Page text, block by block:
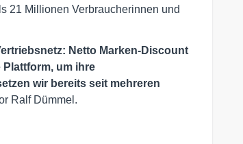
21 Millionen Verbraucherinnen und
Netto Marken-Discount
um ihre
wir bereits seit mehreren
Ralf Dümmel.